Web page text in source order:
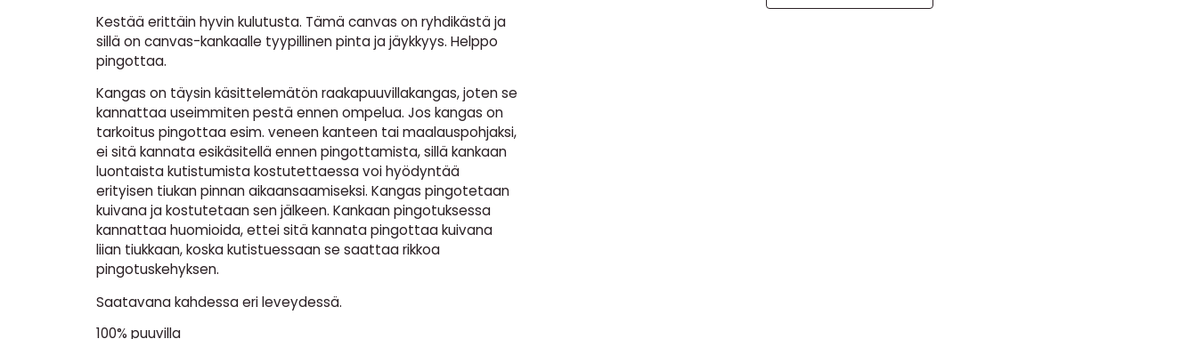
Kestää erittäin hyvin kulutusta. Tämä canvas on ryhdikästä ja
sillä on canvas-kankaalle tyypillinen pinta ja jäykkyys. Helppo
pingottaa.
Kangas on täysin käsittelemätön raakapuuvillakangas, joten se
kannattaa useimmiten pestä ennen ompelua. Jos kangas on
tarkoitus pingottaa esim. veneen kanteen tai maalauspohjaksi,
ei sitä kannata esikäsitellä ennen pingottamista, sillä kankaan
luontaista kutistumista kostutettaessa voi hyödyntää
erityisen tiukan pinnan aikaansaamiseksi. Kangas pingotetaan
kuivana ja kostutetaan sen jälkeen. Kankaan pingotuksessa
kannattaa huomioida, ettei sitä kannata pingottaa kuivana
liian tiukkaan, koska kutistuessaan se saattaa rikkoa
pingotuskehyksen.
Saatavana kahdessa eri leveydessä.
100% puuvilla